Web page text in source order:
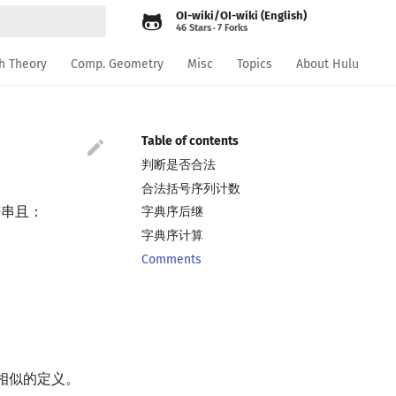
OI-wiki/OI-wiki (English)
46 Stars 7 Forks
Theory Comp. Geometry Misc Topics About Hulu
Table of contents
判断是否合法
合法括号序列计数
字典序后继
字典序计算
Comments

且：
的定义。